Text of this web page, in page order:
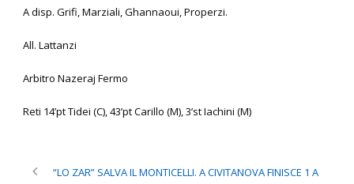
A disp. Grifi, Marziali, Ghannaoui, Properzi.
All. Lattanzi
Arbitro Nazeraj Fermo
Reti 14’pt Tidei (C), 43’pt Carillo (M), 3’st Iachini (M)
“LO ZAR” SALVA IL MONTICELLI. A CIVITANOVA FINISCE 1 A